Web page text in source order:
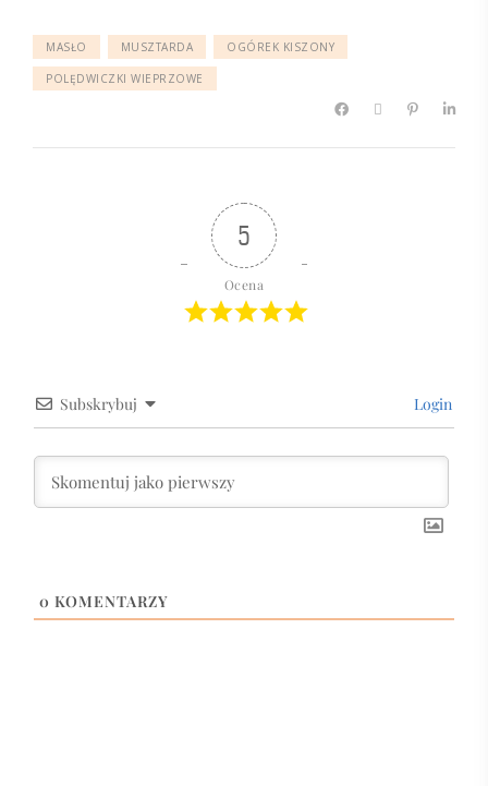
MASŁO MUSZTARDA OGÓREK KISZONY
POLĘDWICZKI WIEPRZOWE
5
Ocena
Subskrybuj Login
0 KOMENTARZY